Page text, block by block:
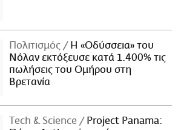
Πολιτισμός
Η «Οδύσσεια» του
Νόλαν εκτόξευσε κατά 1.400% τις
πωλήσεις του Ομήρου στη
Βρετανία
Τech & Science
Project Panama: